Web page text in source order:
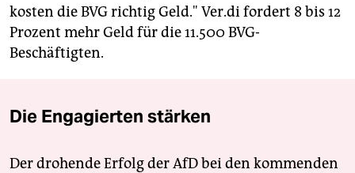
kosten die BVG richtig Geld." Ver.di fordert 8 bis 12
Prozent mehr Geld für die 11.500 BVG-
Beschäftigten.
Die Engagierten stärken
Der drohende Erfolg der AfD bei den kommenden